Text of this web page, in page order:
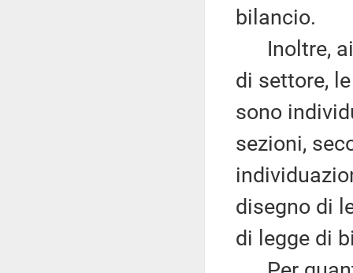
bilancio.
Inoltre, ai
di settore,
sono
sezioni,
disegno di
di legge di